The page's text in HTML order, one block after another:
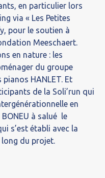
en particulier lors
via « Les Petites
pour le soutien à
Meeschaert.
en nature : les
du groupe
pianos HANLET. Et
de la Soli’run qui
en
à salué le
s’est établi avec la
du projet.